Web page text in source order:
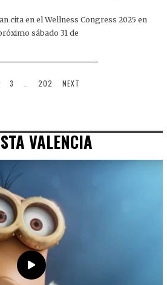
cita en el Wellness Congress 2025 en
sábado 31 de
3 202 NEXT
VALENCIA